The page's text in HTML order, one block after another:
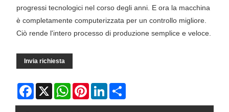
progressi tecnologici nel corso degli anni. E ora la macchina
è completamente computerizzata per un controllo migliore.
Ciò rende l'intero processo di produzione semplice e veloce.
Invia richiesta
Facebook
X WhatsAppPinterestLinkedIn